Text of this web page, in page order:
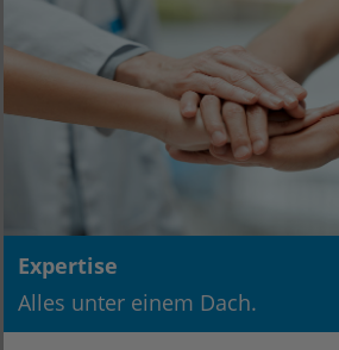
Expertise
Alles unter einem Dach.